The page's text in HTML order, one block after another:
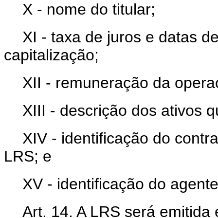
X - nome do titular;
XI - taxa de juros e datas
capitalização;
XII - remuneração da
XIII - descrição dos ativos
XIV - identificação do
LRS; e
XV - identificação do
Art. 14. A LRS será